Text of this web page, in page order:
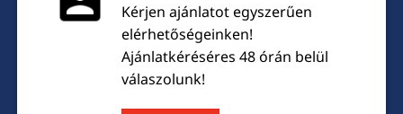
Kérjen ajánlatot egyszerűen
elérhetőségeinken!
Ajánlatkéréséres 48 órán belül
válaszolunk!